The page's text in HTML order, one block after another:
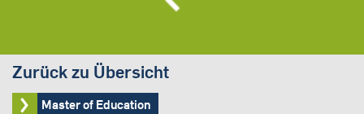
Zurück zu Übersicht
Master of Education